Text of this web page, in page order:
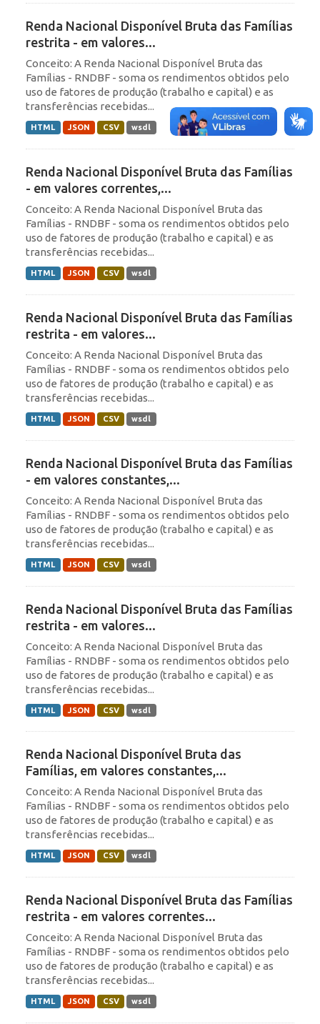
Renda Nacional Disponível Bruta das Famílias
restrita - em valores...
Conceito: A Renda Nacional Disponível Bruta das
Famílias - RNDBF - soma os rendimentos obtidos pelo
uso de fatores de produção (trabalho e capital) e as
transferências recebidas...
HTML JSON CSV wsdl
Renda Nacional Disponível Bruta das Famílias
- em valores correntes,...
Conceito: A Renda Nacional Disponível Bruta das
Famílias - RNDBF - soma os rendimentos obtidos pelo
uso de fatores de produção (trabalho e capital) e as
transferências recebidas...
HTML JSON CSV wsdl
Renda Nacional Disponível Bruta das Famílias
restrita - em valores...
Conceito: A Renda Nacional Disponível Bruta das
Famílias - RNDBF - soma os rendimentos obtidos pelo
uso de fatores de produção (trabalho e capital) e as
transferências recebidas...
HTML JSON CSV wsdl
Renda Nacional Disponível Bruta das Famílias
- em valores constantes,...
Conceito: A Renda Nacional Disponível Bruta das
Famílias - RNDBF - soma os rendimentos obtidos pelo
uso de fatores de produção (trabalho e capital) e as
transferências recebidas...
HTML JSON CSV wsdl
Renda Nacional Disponível Bruta das Famílias
restrita - em valores...
Conceito: A Renda Nacional Disponível Bruta das
Famílias - RNDBF - soma os rendimentos obtidos pelo
uso de fatores de produção (trabalho e capital) e as
transferências recebidas...
HTML JSON CSV wsdl
Renda Nacional Disponível Bruta das
Famílias, em valores constantes,...
Conceito: A Renda Nacional Disponível Bruta das
Famílias - RNDBF - soma os rendimentos obtidos pelo
uso de fatores de produção (trabalho e capital) e as
transferências recebidas...
HTML JSON CSV wsdl
Renda Nacional Disponível Bruta das Famílias
restrita - em valores correntes...
Conceito: A Renda Nacional Disponível Bruta das
Famílias - RNDBF - soma os rendimentos obtidos pelo
uso de fatores de produção (trabalho e capital) e as
transferências recebidas...
HTML JSON CSV wsdl